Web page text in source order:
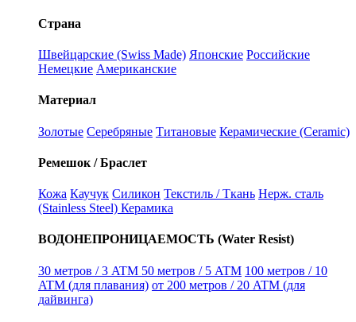
Страна
Швейцарские (Swiss Made) Японские Российские
Немецкие Американские
Материал
Золотые Серебряные Титановые Керамические (Ceramic)
Ремешок / Браслет
Кожа Каучук Силикон Текстиль / Ткань Нерж. сталь
(Stainless Steel) Керамика
ВОДОНЕПРОНИЦАЕМОСТЬ (Water Resist)
30 метров / 3 ATM 50 метров / 5 ATM 100 метров / 10
ATM (для плавания) от 200 метров / 20 ATM (для
дайвинга)